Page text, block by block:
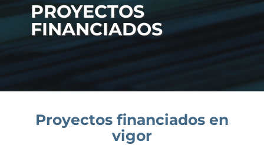
PROYECTOS
FINANCIADOS
Proyectos financiados en
vigor